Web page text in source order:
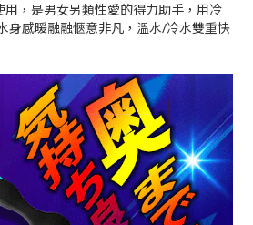
，是男女另類性愛的得力助手，用冷
身感暖融融愜意非凡，溫水/冷水雙重快